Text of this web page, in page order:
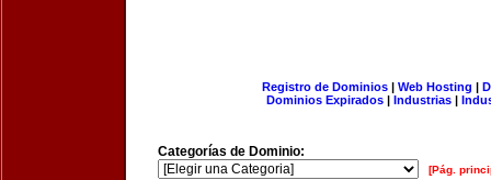
Registro de Dominios| Web Hosting |
Dominios Expirados | Industrias |
Categorías de Dominio:
[Pág.